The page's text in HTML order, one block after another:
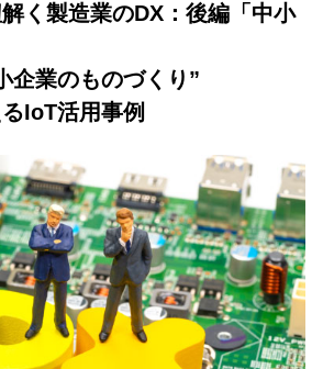
く製造業のDX：後編「中小
企業のものづくり”
IoT活用事例